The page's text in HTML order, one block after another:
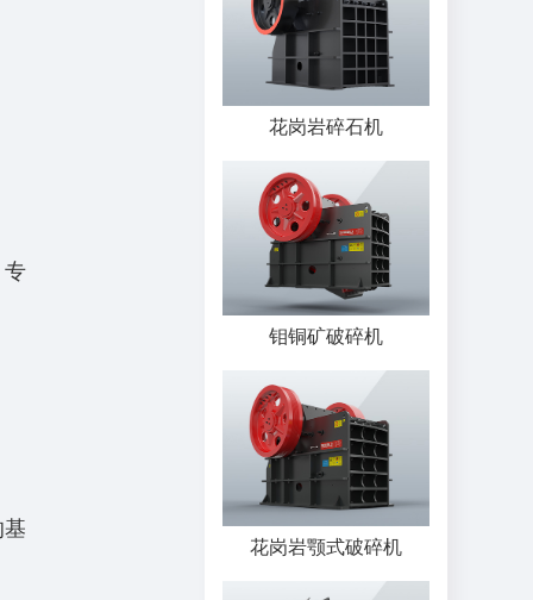
专
花岗岩碎石机
钼铜矿破碎机
花岗岩颚式破碎机